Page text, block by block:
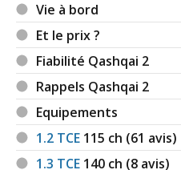
Vie à bord
Et le prix ?
Fiabilité Qashqai 2
Rappels Qashqai 2
Equipements
1.2 TCE 115 ch (61 avis)
1.3 TCE 140 ch (8 avis)